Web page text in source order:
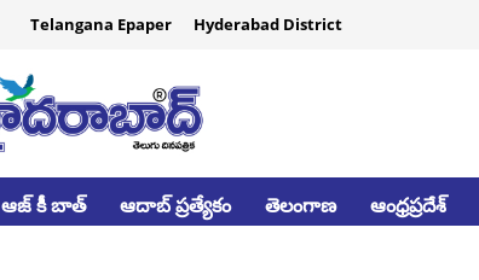
Telangana Epaper Hyderabad District
ఆజ్ కీ బాత్ ఆదాబ్ ప్రత్యేకం తెలంగాణ ఆంధ్రప్రదేశ్